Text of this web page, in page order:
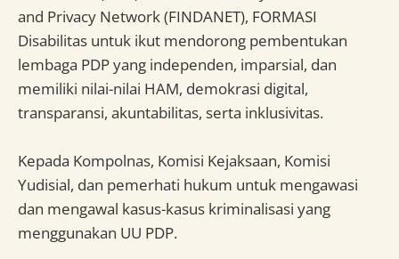
and Privacy Network (FINDANET), FORMASI
Disabilitas untuk ikut mendorong pembentukan
lembaga PDP yang independen, imparsial, dan
memiliki nilai-nilai HAM, demokrasi digital,
transparansi, akuntabilitas, serta inklusivitas.
Kepada Kompolnas, Komisi Kejaksaan, Komisi
Yudisial, dan pemerhati hukum untuk mengawasi
dan mengawal kasus-kasus kriminalisasi yang
menggunakan UU PDP.